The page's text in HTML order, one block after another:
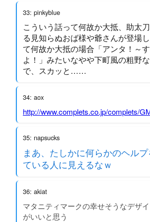
33: pinkyblue
こういう話って何故か大抵、助太
る見知らぬおば様や爺さんが登場
て何故か大抵の場合「アンタ！～
よ！」みたいなやや下町風の粗野な
で、スカッと……
34: aox
http://www.complets.co.jp/complets/
35: napsucks
まあ、たしかに何らかのヘル
ている人に見えるなｗ
36: akiat
マタニティマークの幸せそうなデザ
がいいと思う